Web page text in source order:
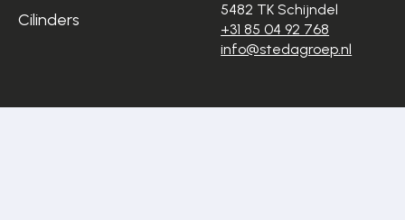
Cilinders
5482 TK Schijndel
+31 85 04 92 768
info@stedagroep.nl